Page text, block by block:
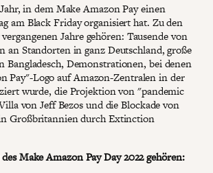
in dem Make Amazon Pay einen
am Black Friday organisiert hat. Zu den
Jahre gehören: Tausende von
an Standorten in ganz Deutschland, große
Bangladesch, Demonstrationen, bei denen
Pay"-Logo auf Amazon-Zentralen in der
wurde, die Projektion von "pandemic
von Jeff Bezos und die Blockade von
Großbritannien durch Extinction
Make Amazon Pay Day 2022 gehören: